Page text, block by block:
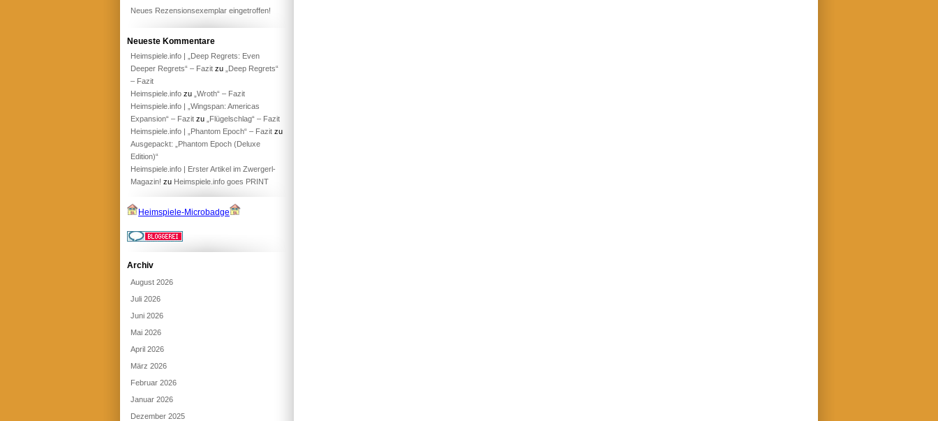
Neues Rezensionsexemplar eingetroffen!
Neueste Kommentare
Heimspiele.info | „Deep Regrets: Even
Deeper Regrets“ – Fazit zu
„Deep Regrets“
– Fazit
Heimspiele.info zu „Wroth“ – Fazit
Heimspiele.info | „Wingspan: Americas
Expansion“ – Fazit zu
„Flügelschlag“ – Fazit
Heimspiele.info | „Phantom Epoch“ – Fazit zu
Ausgepackt: „Phantom Epoch (Deluxe
Edition)“
Heimspiele.info | Erster Artikel im Zwergerl-
Magazin! zu Heimspiele.info goes PRINT
Heimspiele-Microbadge
Archiv
August 2026
Juli 2026
Juni 2026
Mai 2026
April 2026
März 2026
Februar 2026
Januar 2026
Dezember 2025